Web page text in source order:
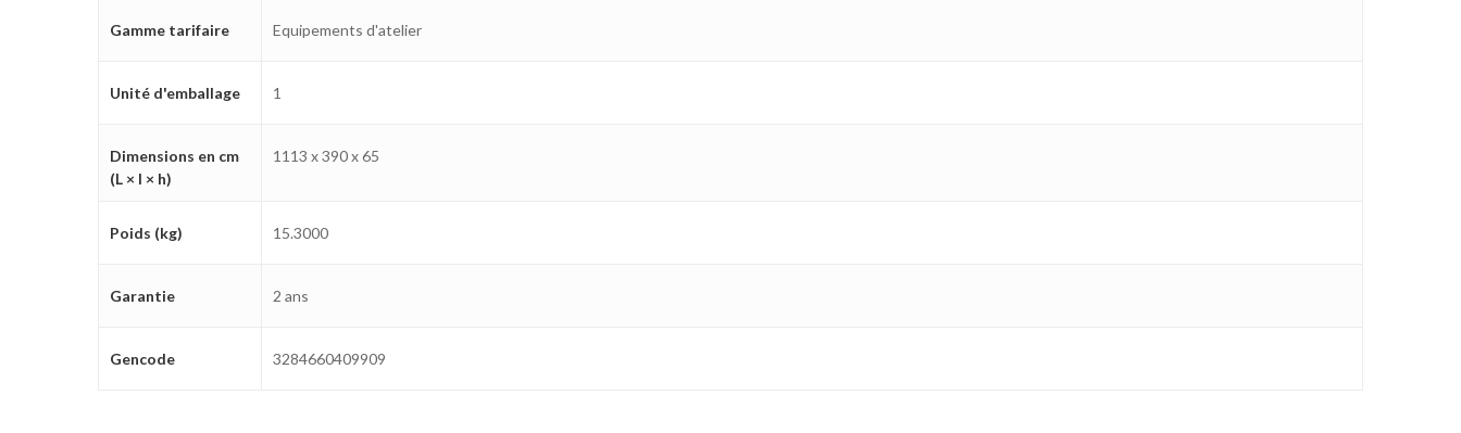
Gamme tarifaire Equipements d'atelier
Unité d'emballage 1
Dimensions en cm
(L × l × h)
1113 x 390 x 65
Poids (kg) 15.3000
Garantie 2 ans
Gencode 3284660409909